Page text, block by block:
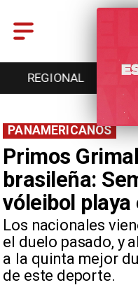
REGIONAL
Primos
brasileña:
vóleibol
​Los nacionales
el duelo pasado, y
a la quinta mejor
de este deporte.
PANAMERICANOS